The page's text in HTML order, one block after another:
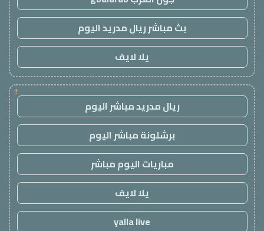
بث مباشر ريال مدريد اليوم
يلا لايف
!
ريال مدريد مباشر اليوم
برشلونة مباشر اليوم
مباريات اليوم مباشر
يلا لايف
yalla live